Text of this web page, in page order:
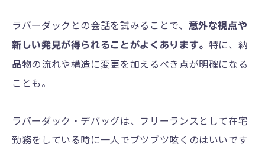
ラバーダックとの会話を試みることで、 意外な視点や
新しい発見が得られることがよくあります。 特に、納
品物の流れや構造に変更を加えるべき点が明確になる
ことも。
ラバーダック・デバッグは、フリーランスとして在宅
勤務をしている時に一人でブツブツ呟くのはいいです